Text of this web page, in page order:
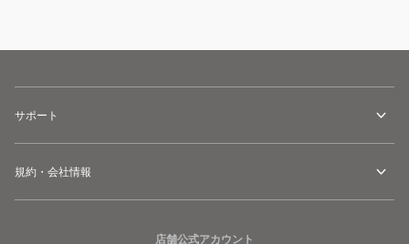
サポート
規約・会社情報
店舗公式アカウント